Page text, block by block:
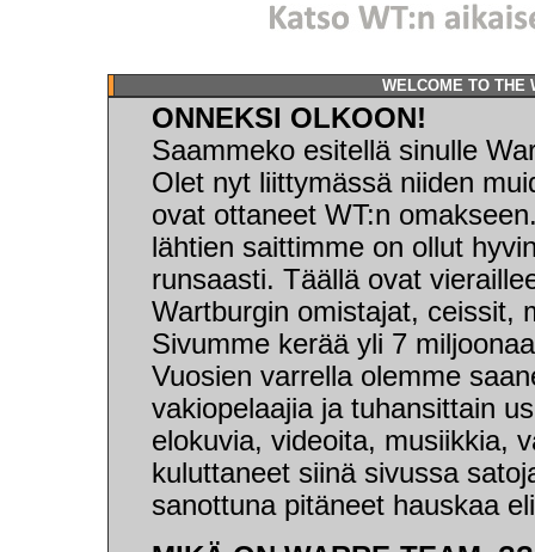
WELCOME TO THE
ONNEKSI OLKOON!
Saammeko esitellä sinulle
Olet nyt liittymässä niiden
ovat ottaneet WT:n
lähtien saittimme on ollut
runsaasti. Täällä ovat
Wartburgin omistajat, ceissit,
Sivumme kerää yli 7
Vuosien varrella olemme
vakiopelaajia ja tuhansittain
elokuvia, videoita, musiikkia,
kuluttaneet siinä sivussa
sanottuna pitäneet hauskaa